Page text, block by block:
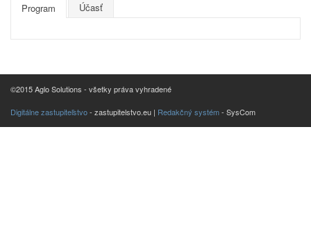
Program Účasť
©2015 Aglo Solutions - všetky práva vyhradené
Digitálne zastupiteľstvo- zastupitelstvo.eu | Redakčný systém- SysCom